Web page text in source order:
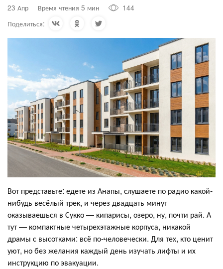
23 Апр Время чтения 5 мин
144
Поделиться:
Вот представьте: едете из Анапы, слушаете по радио какой-
нибудь весёлый трек, и через двадцать минут
оказываешься в Сукко — кипарисы, озеро, ну, почти рай. А
тут — компактные четырехэтажные корпуса, никакой
драмы с высотками: всё по-человечески. Для тех, кто ценит
уют, но без желания каждый день изучать лифты и их
инструкцию по эвакуации.